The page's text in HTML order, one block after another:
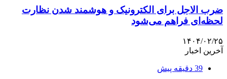
ضرب الاجل برای الکترونیک و هوشمند شدن نظارت
لحظه‌ای فراهم می‌شود
۱۴۰۴/۰۲/۲۵
آخرین اخبار
39 دقیقه پیش